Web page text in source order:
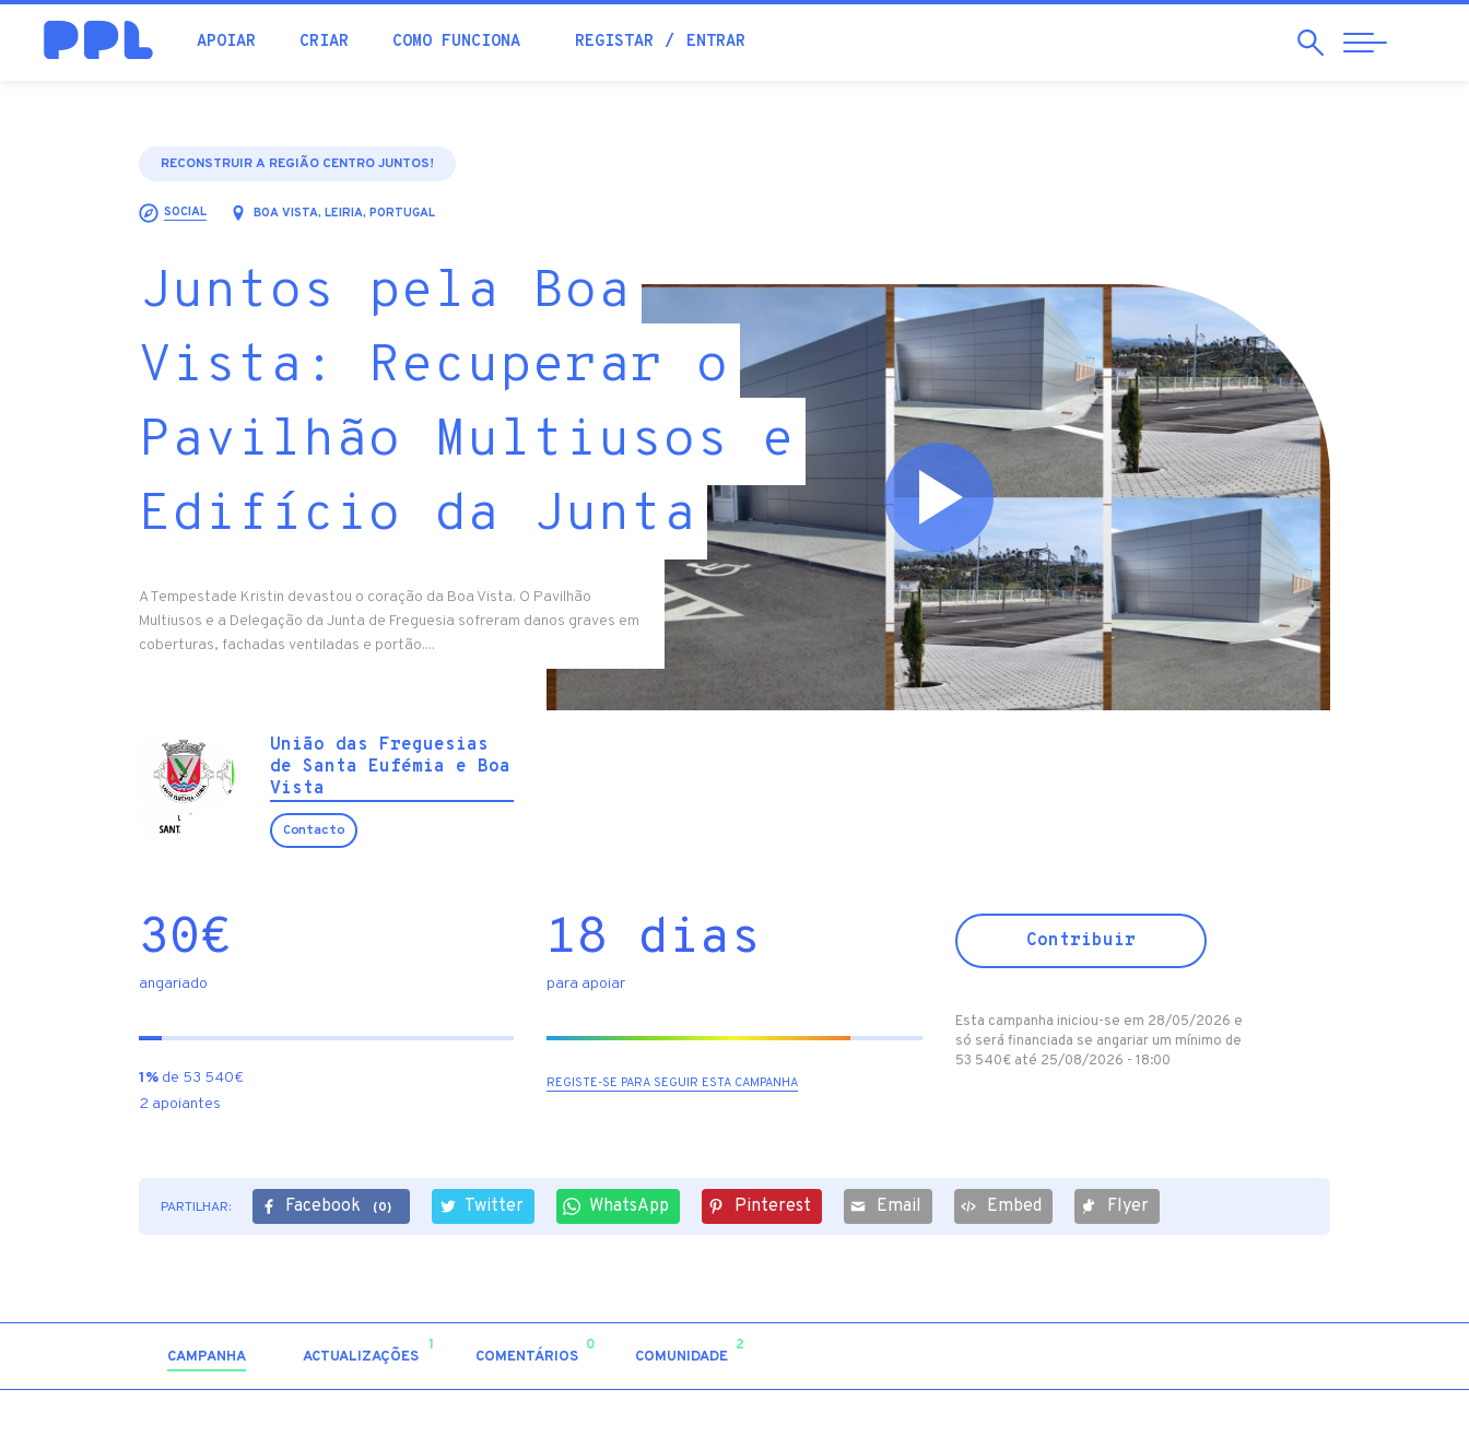
APOIAR CRIAR COMO FUNCIONA REGISTAR ENTRAR Pesquisar
Abrir
Navegação
procura
RECONSTRUIR A REGIÃO CENTRO JUNTOS!
SOCIAL BOA VISTA, LEIRIA, PORTUGAL
Juntos pela Boa
Vista: Recuperar o
Pavilhão Multiusos e
Edifício da Junta
A Tempestade Kristin devastou o coração da Boa Vista. O Pavilhão
Multiusos e a Delegação da Junta de Freguesia sofreram danos graves em
coberturas, fachadas ventiladas e portão....
União das Freguesias
de Santa Eufémia e Boa
Vista
Contacto
30€
angariado
1% de 53 540€
2 apoiantes
18 dias
para apoiar
REGISTE-SE PARA SEGUIR ESTA CAMPANHA
Contribuir
Esta campanha iniciou-se em 28/05/2026 e
só será financiada se angariar um mínimo de
53 540€ até 25/08/2026 - 18:00
PARTILHAR: Facebook (0) Twitter WhatsApp Pinterest Email Embed Flyer
CAMPANHA ACTUALIZAÇÕES
1
COMENTÁRIOS
0
COMUNIDADE
2